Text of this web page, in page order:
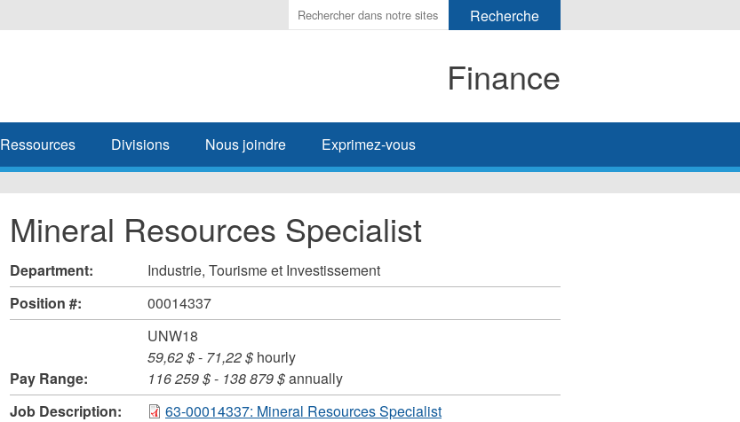
Enter
the
search
Finance
Ressources Divisions Nous joindre Exprimez-vous
Mineral Resources Specialist
Department:
Industrie, Tourisme et Investissement
Position #:
00014337
Pay Range:
UNW18
59,62 $- 71,22 $hourly
116 259 $- 138 879 $annually
Job Description:
63-00014337: Mineral Resources Specialist